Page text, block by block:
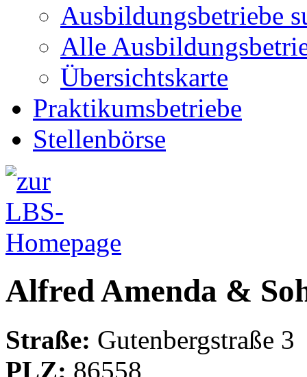
Ausbildungsbetriebe
Alle
Übersichtskarte
Praktikumsbetriebe
Stellenbörse
Alfred Amenda &
Straße: Gutenbergstraße 3
PLZ: 86558